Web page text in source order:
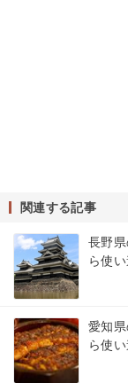
関連する記事
長野
ら使
愛知
ら使